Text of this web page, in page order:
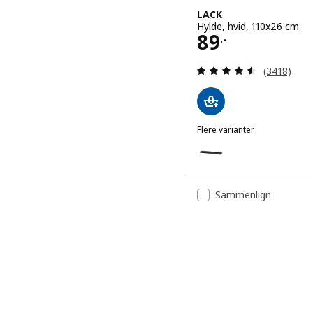
LACK
Hylde, hvid, 110x26 cm
89.-
Pris 89.-
Anmeld:
(3418)
Flere varianter
Mulighed: LACK, Hylde,
Sammenlign